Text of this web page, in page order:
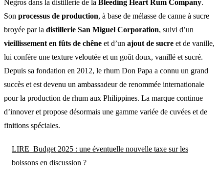
Negros dans la distillerie de la Bleeding Heart Rum Company.
Son processus de production, à base de mélasse de canne à sucre
broyée par la distillerie San Miguel Corporation, suivi d’un
vieillissement en fûts de chêne et d’un ajout de sucre et de vanille,
lui confère une texture veloutée et un goût doux, vanillé et sucré.
Depuis sa fondation en 2012, le rhum Don Papa a connu un grand
succès et est devenu un ambassadeur de renommée internationale
pour la production de rhum aux Philippines. La marque continue
d’innover et propose désormais une gamme variée de cuvées et de
finitions spéciales.
LIRE Budget 2025 : une éventuelle nouvelle taxe sur les
boissons en discussion ?